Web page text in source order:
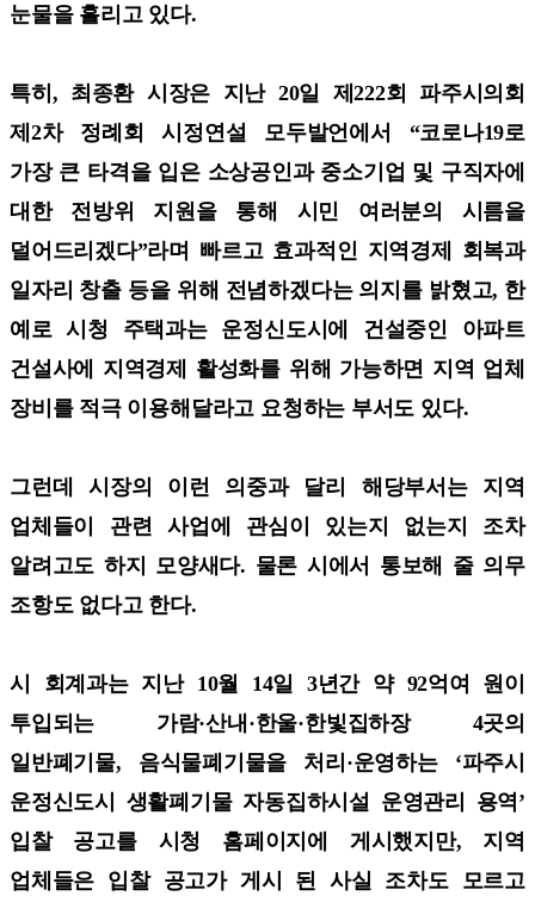
눈물을 흘리고 있다.
특히, 최종환 시장은 지난 20일 제222회 파주시의회
제2차 정례회 시정연설 모두발언에서 “코로나19로
가장 큰 타격을 입은 소상공인과 중소기업 및 구직자에
대한 전방위 지원을 통해 시민 여러분의 시름을
덜어드리겠다”라며 빠르고 효과적인 지역경제 회복과
일자리 창출 등을 위해 전념하겠다는 의지를 밝혔고, 한
예로 시청 주택과는 운정신도시에 건설중인 아파트
건설사에 지역경제 활성화를 위해 가능하면 지역 업체
장비를 적극 이용해달라고 요청하는 부서도 있다.
그런데 시장의 이런 의중과 달리 해당부서는 지역
업체들이 관련 사업에 관심이 있는지 없는지 조차
알려고도 하지 모양새다. 물론 시에서 통보해 줄 의무
조항도 없다고 한다.
시 회계과는 지난 10월 14일 3년간 약 92억여 원이
투입되는 가람·산내·한울·한빛집하장 4곳의
일반폐기물, 음식물폐기물을 처리·운영하는 ‘파주시
운정신도시 생활폐기물 자동집하시설 운영관리 용역’
입찰 공고를 시청 홈페이지에 게시했지만, 지역
업체들은 입찰 공고가 게시 된 사실 조차도 모르고